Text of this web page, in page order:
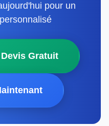
pour un
Gratuit